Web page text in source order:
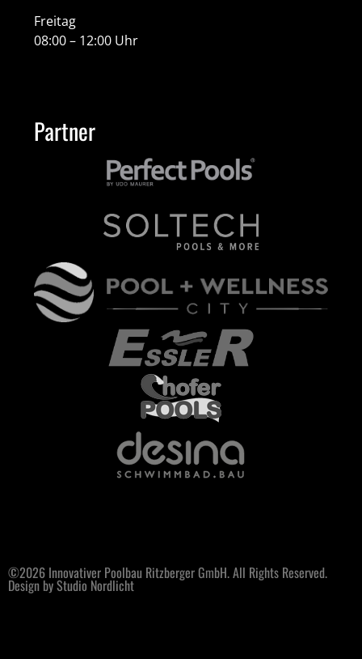
Freitag
08:00 – 12:00 Uhr
Partner
©2026 Innovativer Poolbau Ritzberger GmbH. All Rights Reserved.
Design by Studio Nordlicht